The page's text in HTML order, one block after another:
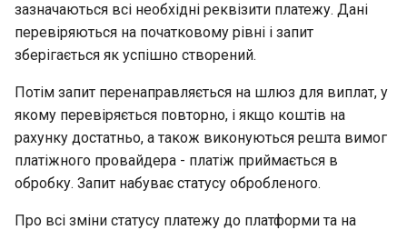
и
о
и
Питання та відповіді
Налаштування
процесингу
Колекції Postman
зазначаються всі необхідні реквізити платежу. Дані
перевіряються на початковому рівні і запит
зберігається як успішно створений.
Потім запит перенаправляється на шлюз для виплат, у
якому перевіряється повторно, і якщо коштів на
рахунку достатньо, а також виконуються решта вимог
платіжного провайдера - платіж приймається в
обробку. Запит набуває статусу обробленого.
Про всі зміни статусу платежу до платформи та на